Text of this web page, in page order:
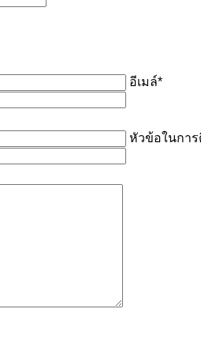
อีเมล์*
หัวข้อในกา